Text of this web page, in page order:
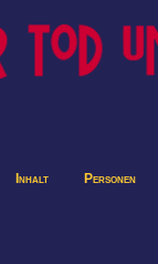
Inhalt Personen